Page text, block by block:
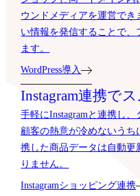
ウンドメディアを運営で
い情報を発信することで、
ます。
WordPress導入
Instagram連携で
手軽にInstagramと連携し
顧客の熱意が冷めないう
携した商品データは自動更
りません。
Instagramショッピング連携